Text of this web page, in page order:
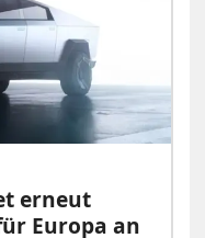
erneut
Europa an